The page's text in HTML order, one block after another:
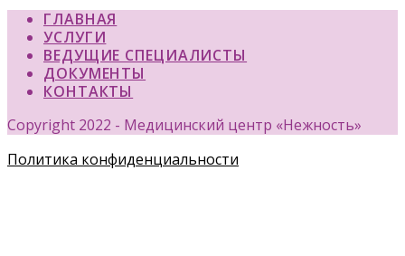
ГЛАВНАЯ
УСЛУГИ
ВЕДУЩИЕ СПЕЦИАЛИСТЫ
ДОКУМЕНТЫ
КОНТАКТЫ
Copyright 2022 - Медицинский центр «Нежность»
Политика конфиденциальности